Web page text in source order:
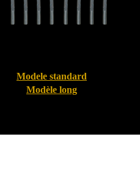
Modele standard
Modèle long